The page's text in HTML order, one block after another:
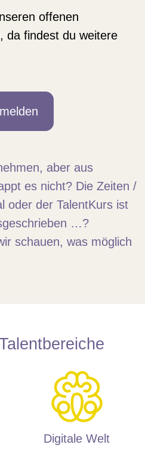
offenen
da findest du weitere
aber aus
es nicht? Die Zeiten /
oder der TalentKurs ist
…?
schauen, was möglich
Digitale Welt